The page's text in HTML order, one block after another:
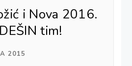
i Nova 2016.
tim!
2015